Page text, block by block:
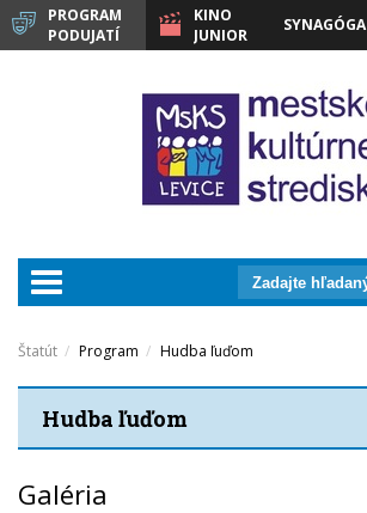
PROGRAM
PODUJATÍ
KINO
JUNIOR
SYNAGÓGA
prepnut_navigaciu
Štatút Program Hudba ľuďom
Hudba ľuďom
Galéria